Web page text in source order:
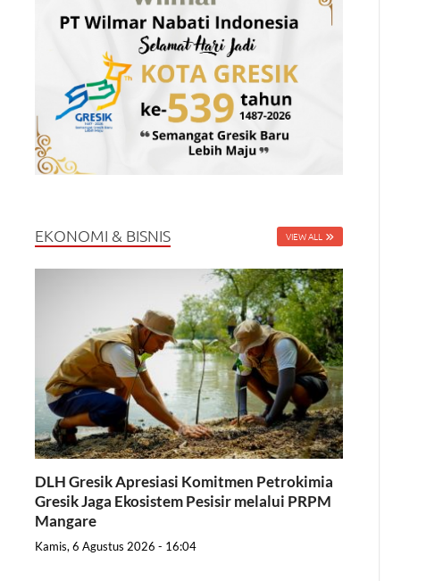
EKONOMI & BISNIS VIEW ALL
DLH Gresik Apresiasi Komitmen Petrokimia
Gresik Jaga Ekosistem Pesisir melalui PRPM
Mangare
Kamis, 6 Agustus 2026 - 16:04